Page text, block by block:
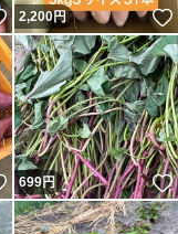
いいね！
2,200円
いいね！
699円